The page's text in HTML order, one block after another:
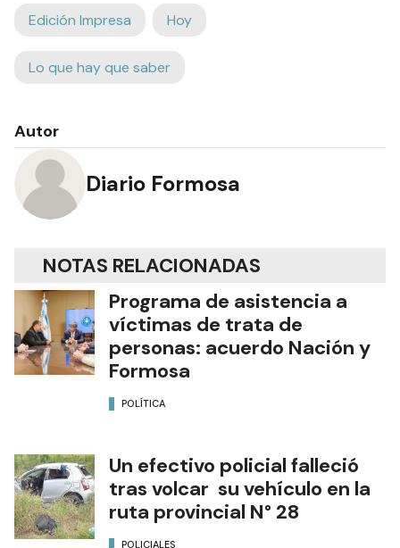
Edición Impresa Hoy
Lo que hay que saber
Autor
Diario Formosa
NOTAS RELACIONADAS
Programa de asistencia a
víctimas de trata de
personas: acuerdo Nación y
Formosa
POLÍTICA
Un efectivo policial falleció
tras volcar su vehículo en la
ruta provincial N° 28
POLICIALES